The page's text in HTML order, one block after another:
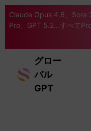
Claude Opus 4.6、Sora
Pro、GPT 5.2...すべて
グロー
バル
GPT